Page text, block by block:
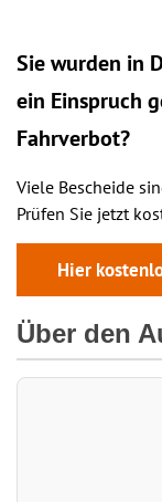
Sie wurden in
ein Einspruch
Fahrverbot?
Viele Bescheide
Prüfen Sie jetzt
Hier
Über den